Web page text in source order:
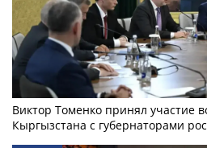
Виктор Томенко принял участие
Кыргызстана с губернаторами